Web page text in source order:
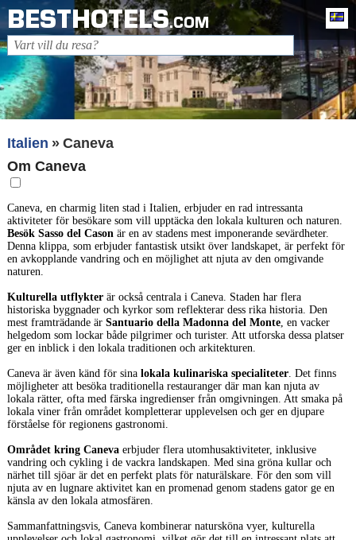
BESTHOTELS.COM
Italien
Caneva
Om Caneva
Caneva, en charmig liten stad i Italien, erbjuder en rad intressanta
aktiviteter för besökare som vill upptäcka den lokala kulturen och naturen.
Besök Sasso del Casonär en av stadens mest imponerande sevärdheter.
Denna klippa, som erbjuder fantastisk utsikt över landskapet, är perfekt för
en avkopplande vandring och en möjlighet att njuta av den omgivande
naturen.
Kulturella utflykterär också centrala i Caneva. Staden har flera
historiska byggnader och kyrkor som reflekterar dess rika historia. Den
mest framträdande är Santuario della Madonna del Monte, en vacker
helgedom som lockar både pilgrimer och turister. Att utforska dessa platser
ger en inblick i den lokala traditionen och arkitekturen.
Caneva är även känd för sina lokala kulinariska specialiteter. Det finns
möjligheter att besöka traditionella restauranger där man kan njuta av
lokala rätter, ofta med färska ingredienser från omgivningen. Att smaka på
lokala viner från området kompletterar upplevelsen och ger en djupare
förståelse för regionens gastronomi.
Området kring Canevaerbjuder flera utomhusaktiviteter, inklusive
vandring och cykling i de vackra landskapen. Med sina gröna kullar och
närhet till sjöar är det en perfekt plats för naturälskare. För den som vill
njuta av en lugnare aktivitet kan en promenad genom stadens gator ge en
känsla av den lokala atmosfären.
Sammanfattningsvis, Caneva kombinerar natursköna vyer, kulturella